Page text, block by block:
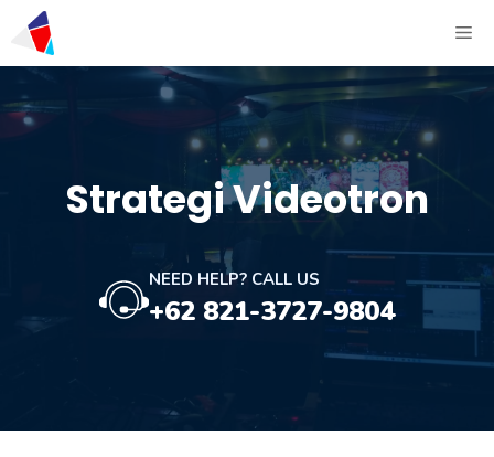
Strategi Videotron
NEED HELP? CALL US
+62 821-3727-9804